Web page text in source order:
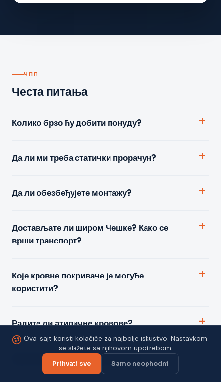
ЧПП
Честа питања
Колико брзо ћу добити понуду?
Да ли ми треба статички прорачун?
Да ли обезбеђујете монтажу?
Достављате ли широм Чешке? Како се
врши транспорт?
Које кровне покриваче је могуће
користити?
Радите ли атипичне кровове?
Од чега су направљени везачи?
Ovaj sajt koristi kolačiće za najbolje iskustvo. Nastavkom
se slažete sa njihovom upotrebom.
Prihvati sve Samo neophodni